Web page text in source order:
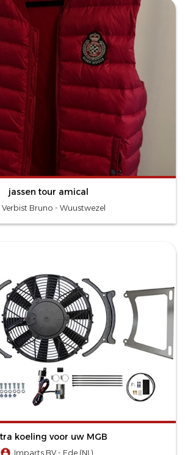
jassen tour amical
Verbist Bruno - Wuustwezel
koeling voor uw MGB
Imparts BV - Ede (NL)